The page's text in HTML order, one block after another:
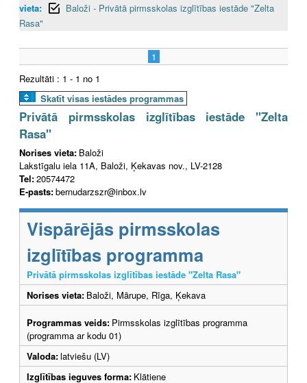
vieta:
Baloži - Privātā pirmsskolas izglītības iestāde "Zelta
Rasa"
1
Rezultāti : 1 - 1 no 1
Skatīt visas iestādes programmas
Privātā pirmsskolas izglītības iestāde "Zelta
Rasa"
Norises vieta: Baloži
Lakstīgalu iela 11A, Baloži, Ķekavas nov., LV-2128
Tel:20574472
E-pasts:bernudarzszr@inbox.lv
Vispārējās pirmsskolas
izglītības programma
Privātā pirmsskolas izglītības iestāde "Zelta Rasa"
Norises vieta: Baloži, Mārupe, Rīga, Ķekava
Programmas veids: Pirmsskolas izglītības programma
(programma ar kodu 01)
Valoda:latviešu (LV)
Izglītības ieguves forma: Klātiene